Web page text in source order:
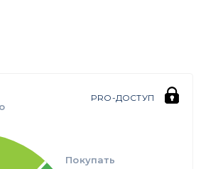
PRO-ДОСТУП
Покупать